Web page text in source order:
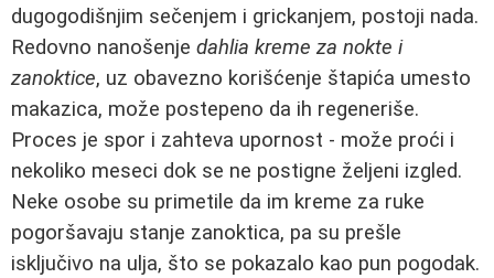
dugogodišnjim sečenjem i grickanjem, postoji nada.
Redovno nanošenje dahlia kreme za nokte i
zanoktice, uz obavezno korišćenje štapića umesto
makazica, može postepeno da ih regeneriše.
Proces je spor i zahteva upornost - može proći i
nekoliko meseci dok se ne postigne željeni izgled.
Neke osobe su primetile da im kreme za ruke
pogoršavaju stanje zanoktica, pa su prešle
isključivo na ulja, što se pokazalo kao pun pogodak.